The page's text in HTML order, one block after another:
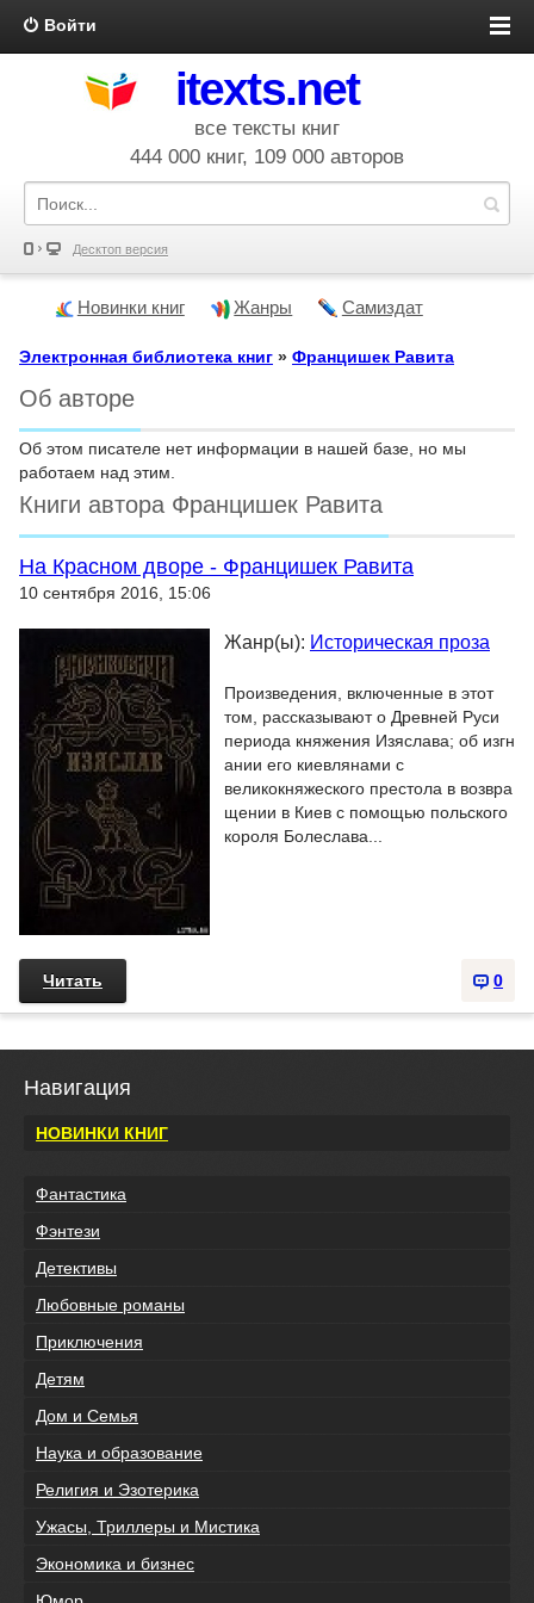
Войти
itexts.net
все тексты книг
444 000 книг, 109 000 авторов
Десктоп версия
Новинки книг Жанры Самиздат
Электронная библиотека книг » Францишек Равита
Об авторе
Об этом писателе нет информации в нашей базе, но мы
работаем над этим.
Книги автора Францишек Равита
На Красном дворе - Францишек Равита
10 сентября 2016, 15:06
Жанр(ы): Историческая проза
Произведения, включенные в этот
том, рассказывают о Древней Руси
периода княжения Изяслава; об изгн
ании его киевлянами с
великокняжеского престола в возвра
щении в Киев с помощью польского
короля Болеслава...
0
Читать
Навигация
НОВИНКИ КНИГ
Фантастика
Фэнтези
Детективы
Любовные романы
Приключения
Детям
Дом и Семья
Наука и образование
Религия и Эзотерика
Ужасы, Триллеры и Мистика
Экономика и бизнес